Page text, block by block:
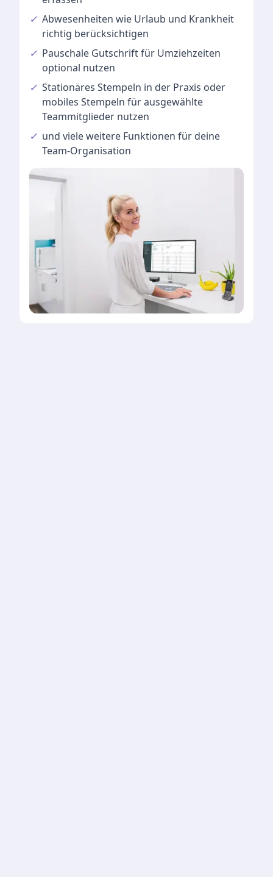
✓ Abwesenheiten wie Urlaub und Krankheit
richtig berücksichtigen
✓ Pauschale Gutschriftfür Umziehzeiten
optional nutzen
✓ Stationäres Stempeln in der Praxis oder
mobiles Stempeln für ausgewählte
Teammitglieder nutzen
✓ und vieleweitere Funktionen für deine
Team-Organisation